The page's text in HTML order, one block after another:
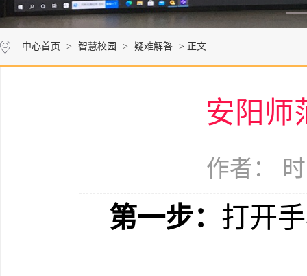
中心首页 > 智慧校园 > 疑难解答 > 正文
安阳师
作者：
第一步： 打开